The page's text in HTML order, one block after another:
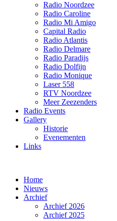
Radio Noordzee
Radio Caroline
Radio Mi Amigo
Capital Radio
Radio Atlantis
Radio Delmare
Radio Paradijs
Radio Dolfijn
Radio Monique
Laser 558
RTV Noordzee
Meer Zeezenders
Radio Events
Gallery
Historie
Evenementen
Links
Home
Nieuws
Archief
Archief 2026
Archief 2025